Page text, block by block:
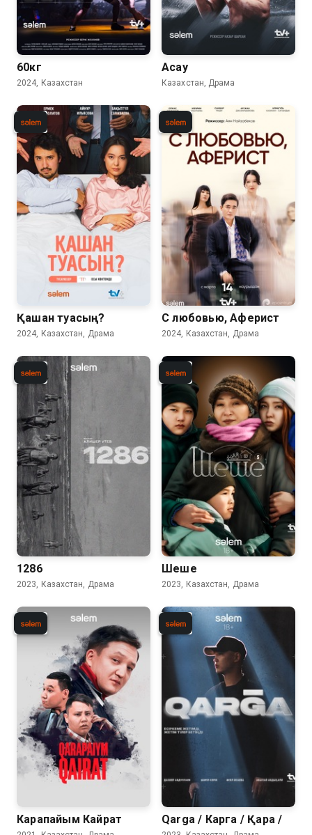
60кг
2024, Казахстан
Асау
Казахстан, Драма
Қашан туасың?
2024, Казахстан, Драма
С любовью, Аферист
2024, Казахстан, Драма
1286
2023, Казахстан, Драма
Шеше
2023, Казахстан, Драма
Карапайым Кайрат Qarga / Карга / Қарға /